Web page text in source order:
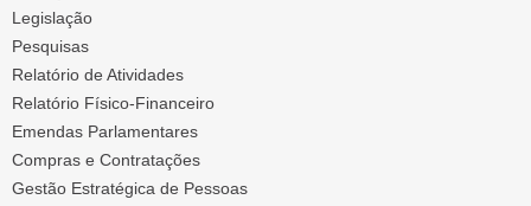
Legislação
Pesquisas
Relatório de Atividades
Relatório Físico-Financeiro
Emendas Parlamentares
Compras e Contratações
Gestão Estratégica de Pessoas